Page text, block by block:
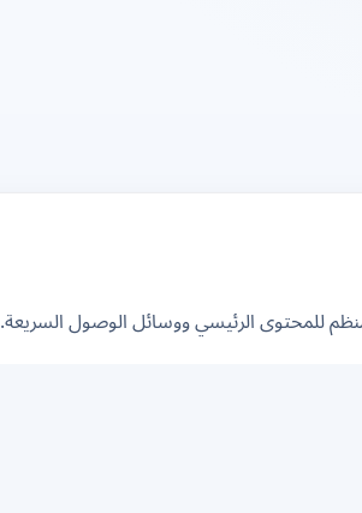
الرئيسي ووسائل الوصول السريعة.